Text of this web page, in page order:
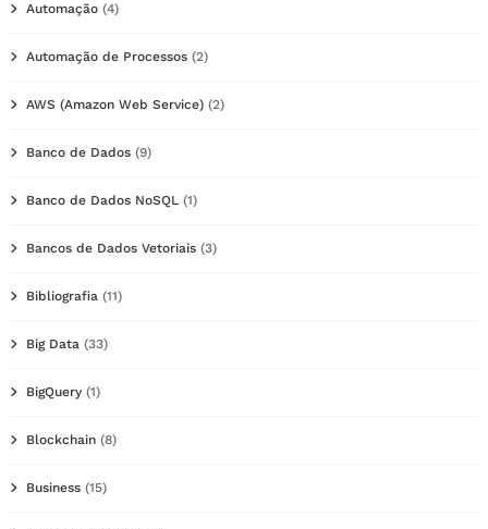
Automação (4)
Automação de Processos (2)
AWS (Amazon Web Service) (2)
Banco de Dados (9)
Banco de Dados NoSQL (1)
Bancos de Dados Vetoriais (3)
Bibliografia (11)
Big Data (33)
BigQuery (1)
Blockchain (8)
Business (15)